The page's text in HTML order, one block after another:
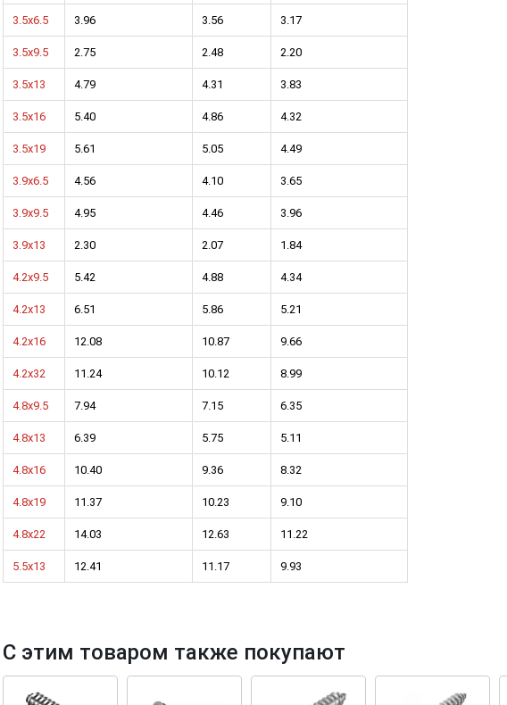
Ликвидация остатков!
Саморезы кровельные HKR-R
HARPOON EURO
остатков по ценам 2020 года!
Cкрытый крепеж
Крепление террас и фасадов
У нас появился
и фасадов.
3.5x6.5 3.96 3.56 3.17
3.5x9.5 2.75 2.48 2.20
3.5x13 4.79 4.31 3.83
3.5x16 5.40 4.86 4.32
3.5x19 5.61 5.05 4.49
3.9x6.5 4.56 4.10 3.65
3.9x9.5 4.95 4.46 3.96
3.9x13 2.30 2.07 1.84
4.2x9.5 5.42 4.88 4.34
4.2x13 6.51 5.86 5.21
4.2x16 12.08 10.87 9.66
4.2x32 11.24 10.12 8.99
4.8x9.5 7.94 7.15 6.35
4.8x13 6.39 5.75 5.11
4.8x16 10.40 9.36 8.32
4.8x19 11.37 10.23 9.10
4.8x22 14.03 12.63 11.22
5.5x13 12.41 11.17 9.93
С этим товаром также покупают